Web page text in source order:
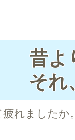
昔よ
それ
疲れました